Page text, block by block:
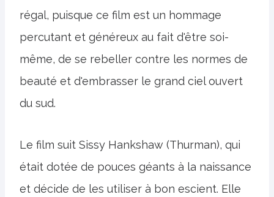
régal, puisque ce film est un hommage
percutant et généreux au fait d'être soi-
même, de se rebeller contre les normes de
beauté et d'embrasser le grand ciel ouvert
du sud.
Le film suit Sissy Hankshaw (Thurman), qui
était dotée de pouces géants à la naissance
et décide de les utiliser à bon escient. Elle